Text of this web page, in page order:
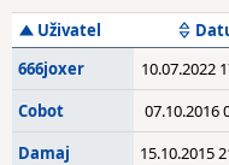
Uživatel
666joxer
10.07.2022
Cobot 07.10.2016
Damaj 15.10.2015